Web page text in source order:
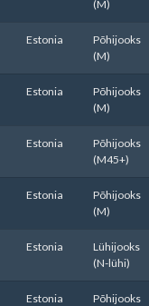
(M)
Estonia
Põhijooks
(M)
Estonia
Põhijooks
(M)
Estonia
Põhijooks
(M45+)
Estonia
Põhijooks
(M)
Estonia
Lühijooks
(N-lühi)
Estonia
Põhijooks